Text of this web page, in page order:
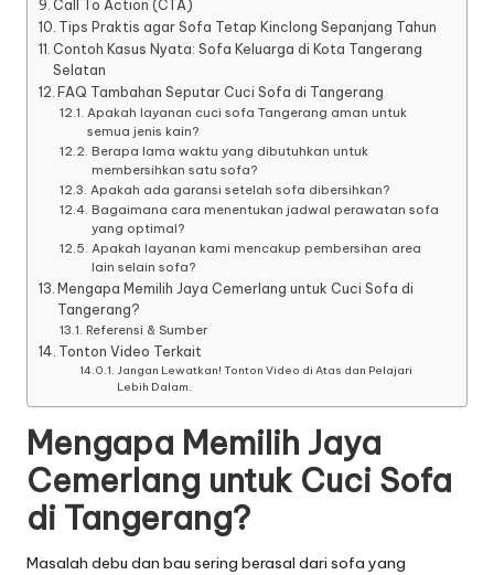
Call To Action (CTA)
Tips Praktis agar Sofa Tetap Kinclong Sepanjang Tahun
Contoh Kasus Nyata: Sofa Keluarga di Kota Tangerang
Selatan
FAQ Tambahan Seputar Cuci Sofa di Tangerang
Apakah layanan cuci sofa Tangerang aman untuk
semua jenis kain?
Berapa lama waktu yang dibutuhkan untuk
membersihkan satu sofa?
Apakah ada garansi setelah sofa dibersihkan?
Bagaimana cara menentukan jadwal perawatan sofa
yang optimal?
Apakah layanan kami mencakup pembersihan area
lain selain sofa?
Mengapa Memilih Jaya Cemerlang untuk Cuci Sofa di
Tangerang?
Referensi & Sumber
Tonton Video Terkait
Jangan Lewatkan! Tonton Video di Atas dan Pelajari
Lebih Dalam.
Mengapa Memilih Jaya
Cemerlang untuk Cuci Sofa
di Tangerang?
Masalah debu dan bau sering berasal dari sofa yang